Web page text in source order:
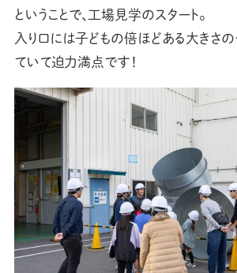
ということで、工場見学のスタート。
入り口には子どもの倍ほどある大きさ
ていて迫力満点です！